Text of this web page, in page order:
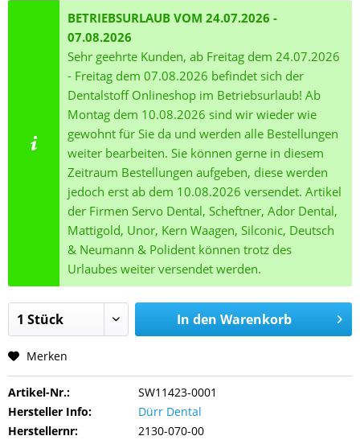
BETRIEBSURLAUB VOM 24.07.2026 -
07.08.2026
Sehr geehrte Kunden, ab Freitag dem 24.07.2026
- Freitag dem 07.08.2026 befindet sich der
Dentalstoff Onlineshop im Betriebsurlaub! Ab
Montag dem 10.08.2026 sind wir wieder wie
gewohnt für Sie da und werden alle Bestellungen
weiter bearbeiten. Sie können gerne in diesem
Zeitraum Bestellungen aufgeben, diese werden
jedoch erst ab dem 10.08.2026 versendet. Artikel
der Firmen Servo Dental, Scheftner, Ador Dental,
Mattigold, Unor, Kern Waagen, Silconic, Deutsch
& Neumann & Polident können trotz des
Urlaubes weiter versendet werden.
In den Warenkorb
Merken
Artikel-Nr.:
SW11423-0001
Hersteller Info:
Dürr Dental
Herstellernr:
2130-070-00